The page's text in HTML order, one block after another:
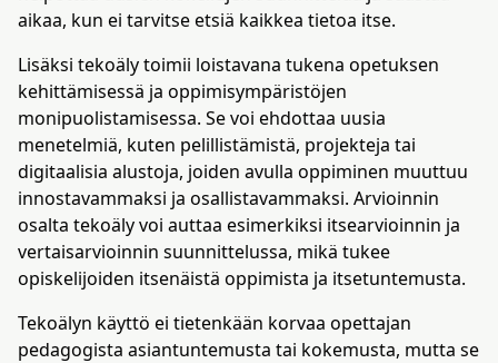
aikaa, kun ei tarvitse etsiä kaikkea tietoa itse.
Lisäksi tekoäly toimii loistavana tukena opetuksen
kehittämisessä ja oppimisympäristöjen
monipuolistamisessa. Se voi ehdottaa uusia
menetelmiä, kuten pelillistämistä, projekteja tai
digitaalisia alustoja, joiden avulla oppiminen muuttuu
innostavammaksi ja osallistavammaksi​. Arvioinnin
osalta tekoäly voi auttaa esimerkiksi itsearvioinnin ja
vertaisarvioinnin suunnittelussa, mikä tukee
opiskelijoiden itsenäistä oppimista ja itsetuntemusta​.
Tekoälyn käyttö ei tietenkään korvaa opettajan
pedagogista asiantuntemusta tai kokemusta, mutta se